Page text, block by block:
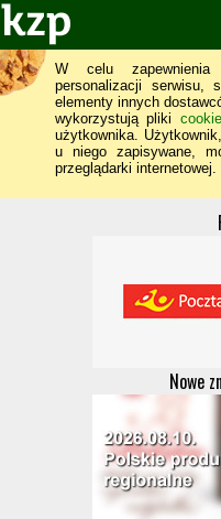
W celu
personalizacji serwisu,
elementy innych
wykorzystują pliki
użytkownika.
u niego zapisywane,
przeglądarki internetowej.
Nowe